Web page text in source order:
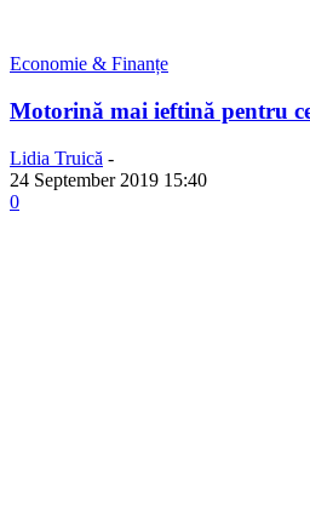
Economie & Finanțe
Motorină mai ieftină pentru
Lidia Truică -
24 September 2019 15:40
0